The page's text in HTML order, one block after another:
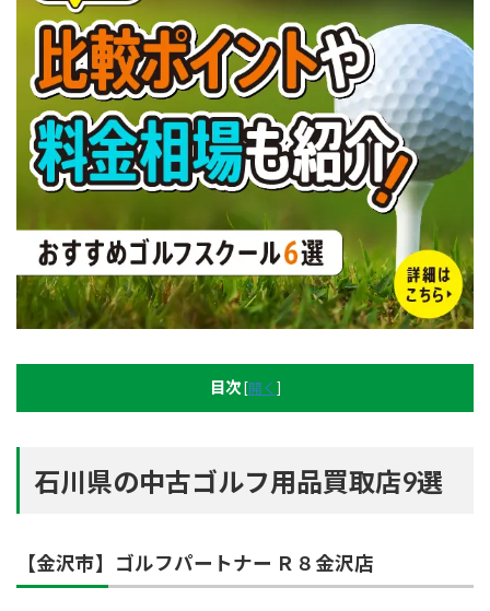
目次 [開く ]
石川県の中古ゴルフ用品買取店9選
【金沢市】ゴルフパートナー Ｒ８金沢店